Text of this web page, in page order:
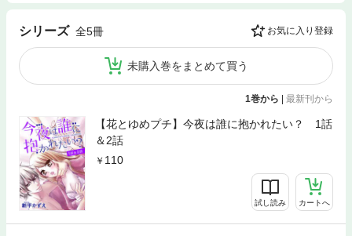
シリーズ 全5冊 お気に入り登録
未購入巻をまとめて買う
1巻から | 最新刊から
【花とゆめプチ】今夜は誰に抱かれたい？ 1話
＆2話
110
試し読み カートへ